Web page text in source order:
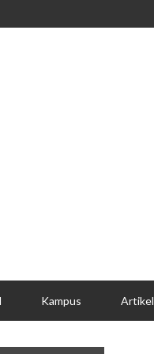
Kampus Artikel